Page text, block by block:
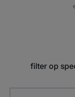
filter op